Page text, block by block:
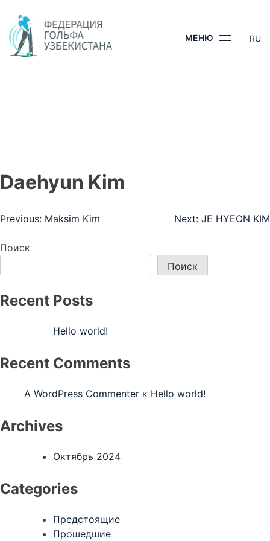
content
МЕНЮ RU
Daehyun Kim
Навигация
по
Previous: Maksim Kim Next: JE HYEON KIM
Поиск
Поиск
Recent Posts
Hello world!
Recent Comments
A WordPress Commenter к Hello world!
Archives
Октябрь 2024
Categories
Предстоящие
Прошедшие